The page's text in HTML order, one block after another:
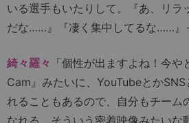
いる選手もいたりして。『あ、リラ
だな……』『凄く集中してるな……』
綺々羅々 「個性が出ますよね！今
Cam』みたいに、YouTubeとかSNS
れることもあるので、自分もチーム
なれる、そういう密着映像みたいな